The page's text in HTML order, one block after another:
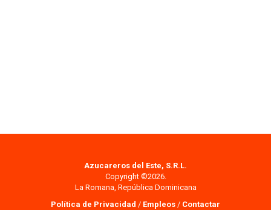
Azucareros del Este, S.R.L.
Copyright ©2026.
La Romana, República Dominicana
Política de Privacidad / Empleos / Contactar